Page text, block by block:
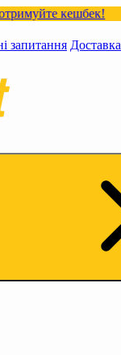
запитання Доставка